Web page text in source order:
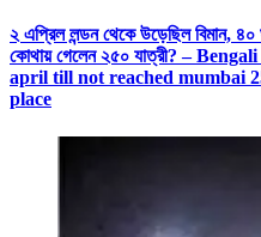
২ এপ্রিল লন্ডন থেকে উড়েছিল বিমান,
কোথায় গেলেন ২৫০ যাত্রী? –
april till not reached mumbai
place